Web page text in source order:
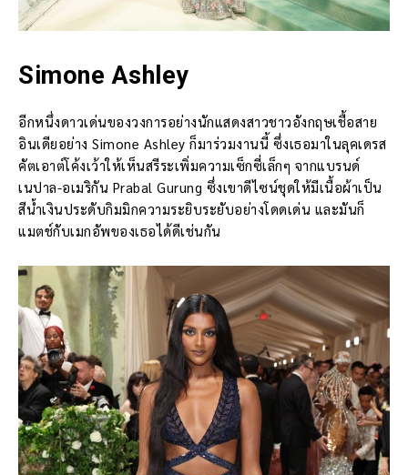
Simone Ashley
อีกหนึ่งดาวเด่นของวงการอย่างนักแสดงสาวชาวอังกฤษเชื้อสาย
อินเดียอย่าง Simone Ashley ก็มาร่วมงานนี้ ซึ่งเธอมาในลุคเดรส
คัตเอาต์โค้งเว้าให้เห็นสรีระเพิ่มความเซ็กซี่เล็กๆ จากแบรนด์
เนปาล-อเมริกัน Prabal Gurung ซึ่งเขาดีไซน์ชุดให้มีเนื้อผ้าเป็น
สีน้ำเงินประดับกิมมิกความระยิบระยับอย่างโดดเด่น และมันก็
แมตช์กับเมกอัพของเธอได้ดีเช่นกัน